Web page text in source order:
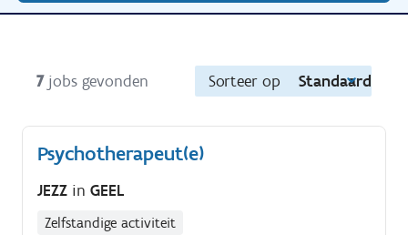
7 jobs gevonden Sorteer op Standaard
Psychotherapeut(e)
JEZZ in GEEL
Zelfstandige activiteit